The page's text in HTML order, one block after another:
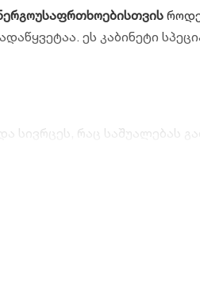
ეს კაბინეტი
სივრცეს, რაც საშუალებას
მარტივად განხორციელდეს